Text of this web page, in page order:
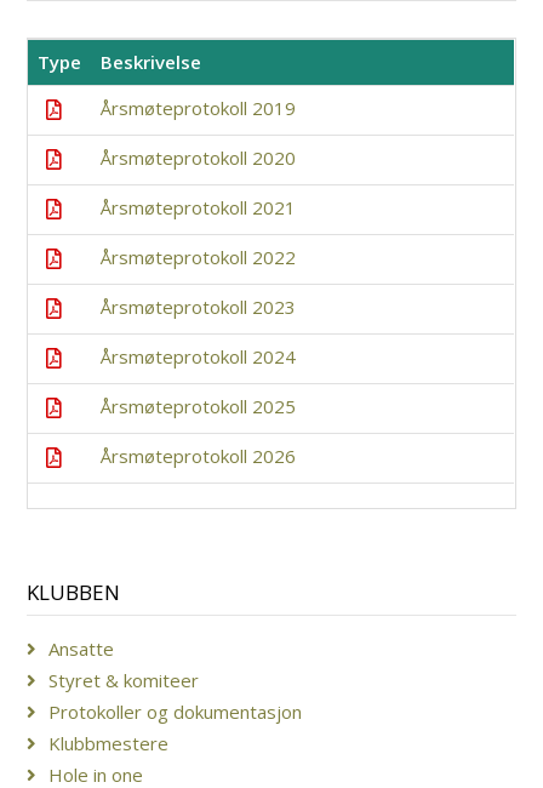
Type
Beskrivelse
Årsmøteprotokoll 2019
Årsmøteprotokoll 2020
Årsmøteprotokoll 2021
Årsmøteprotokoll 2022
Årsmøteprotokoll 2023
Årsmøteprotokoll 2024
Årsmøteprotokoll 2025
Årsmøteprotokoll 2026
KLUBBEN
Ansatte
Styret & komiteer
Protokoller og dokumentasjon
Klubbmestere
Hole in one